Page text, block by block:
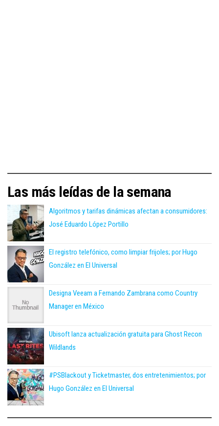
Las más leídas de la semana
Algoritmos y tarifas dinámicas afectan a consumidores:
José Eduardo López Portillo
El registro telefónico, como limpiar frijoles; por Hugo
González en El Universal
Designa Veeam a Fernando Zambrana como Country
Manager en México
Ubisoft lanza actualización gratuita para Ghost Recon
Wildlands
#PSBlackout y Ticketmaster, dos entretenimientos; por
Hugo González en El Universal